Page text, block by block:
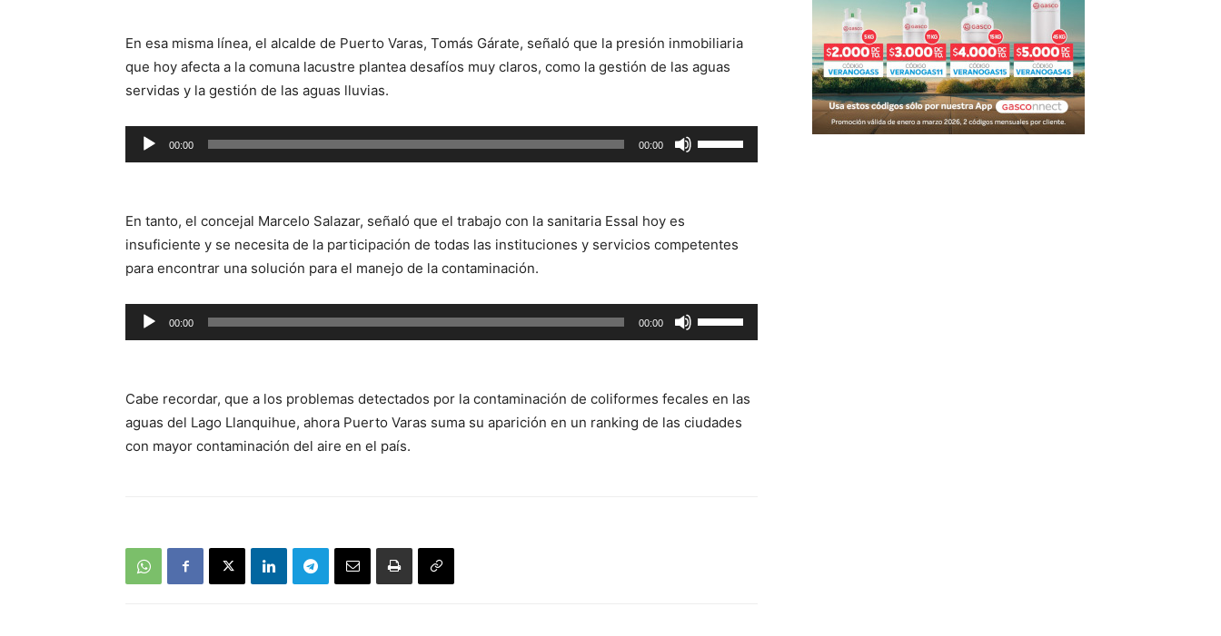
flecha
arriba/abajo
aumentar
o
En esa misma línea, el alcalde de Puerto Varas, Tomás Gárate, señaló que la presión inmobiliaria
que hoy afecta a la comuna lacustre plantea desafíos muy claros, como la gestión de las aguas
servidas y la gestión de las aguas lluvias.
Reproductor
de
00:00 00:00
las
arriba/abajo
aumentar
o
volumen.
En tanto, el concejal Marcelo Salazar, señaló que el trabajo con la sanitaria Essal hoy es
insuficiente y se necesita de la participación de todas las instituciones y servicios competentes
para encontrar una solución para el manejo de la contaminación.
Reproductor
de
00:00 00:00
las
flecha
arriba/abajo
Cabe recordar, que a los problemas detectados por la contaminación de coliformes fecales en las
aguas del Lago Llanquihue, ahora Puerto Varas suma su aparición en un ranking de las ciudades
con mayor contaminación del aire en el país.